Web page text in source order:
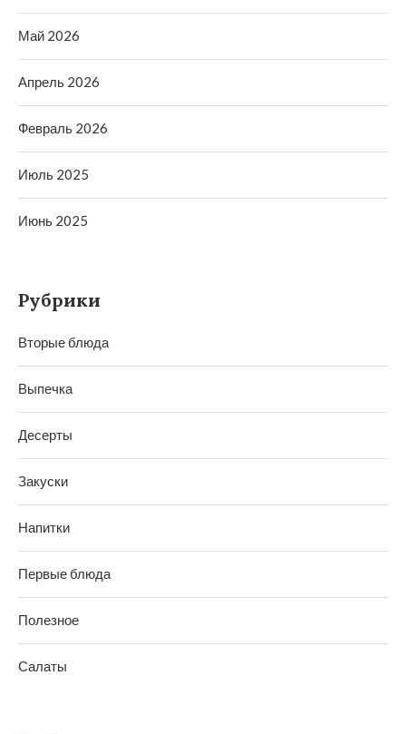
Май 2026
Апрель 2026
Февраль 2026
Июль 2025
Июнь 2025
Рубрики
Вторые блюда
Выпечка
Десерты
Закуски
Напитки
Первые блюда
Полезное
Салаты